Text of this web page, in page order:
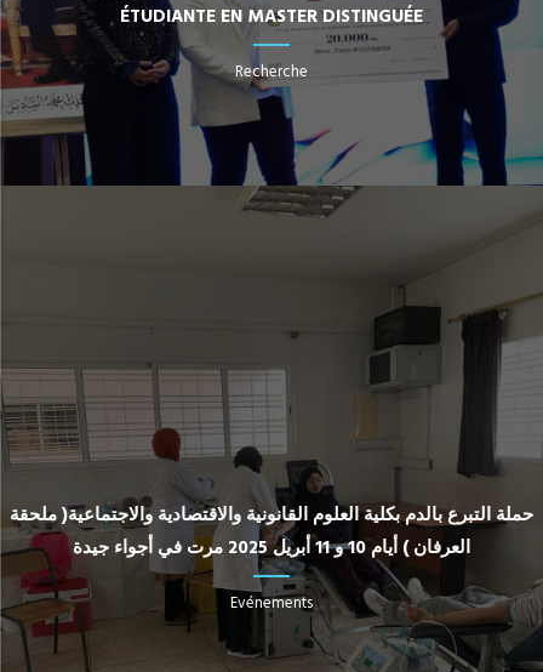
ÉTUDIANTE EN MASTER DISTINGUÉE
Recherche
حملة التبرع بالدم بكلية العلوم القانونية والاقتصادية والاجتماعية( ملحقة
العرفان ) أيام 10 و 11 أبريل 2025 مرت في أجواء جيدة
Evénements